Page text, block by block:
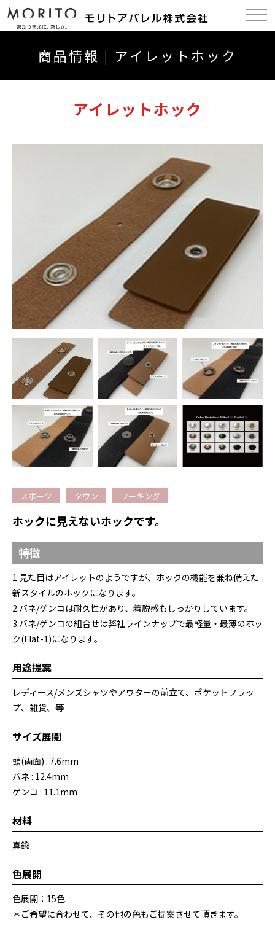
商品情報 | アイレットホック
アイレットホック
スポーツ タウン ワーキング
ホックに見えないホックです。
特徴
1.見た目はアイレットのようですが、ホックの機能を兼ね備えた
新スタイルのホックになります。
2.バネ/ゲンコは耐久性があり、着脱感もしっかりしています。
3.バネ/ゲンコの組合せは弊社ラインナップで最軽量・最薄のホッ
ク(Flat-1)になります。
用途提案
レディース/メンズシャツやアウターの前立て、ポケットフラッ
プ、雑貨、等
サイズ展開
頭(両面) : 7.6mm
バネ : 12.4mm
ゲンコ : 11.1mm
材料
真鍮
色展開
色展開：15色
＊ご希望に合わせて、その他の色もご提案させて頂きます。